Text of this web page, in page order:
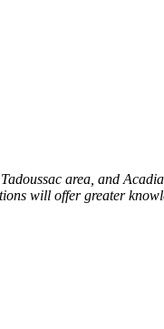
area, and
will offer greater